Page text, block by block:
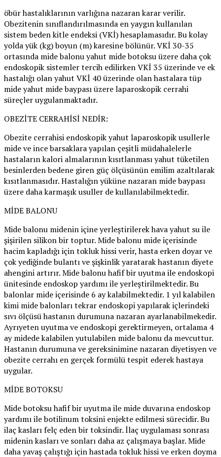
öbür hastalıklarının varlığına nazaran karar verilir.
Obezitenin sınıflandırılmasında en yaygın kullanılan
sistem beden kitle endeksi (VKİ) hesaplamasıdır. Bu kolay
yolda yük (kg) boyun (m) karesine bölünür. VKİ 30-35
ortasında mide balonu yahut mide botoksu üzere daha çok
endoskopik sistemler tercih edilirken VKİ 35 üzerinde ve ek
hastalığı olan yahut VKİ 40 üzerinde olan hastalara tüp
mide yahut mide baypası üzere laparoskopik cerrahi
süreçler uygulanmaktadır.
OBEZİTE CERRAHİSİ NEDİR:
Obezite cerrahisi endoskopik yahut laparoskopik usullerle
mide ve ince barsaklara yapılan çeşitli müdahalelerle
hastaların kalori almalarının kısıtlanması yahut tüketilen
besinlerden bedene giren güç ölçüsünün emilim azaltılarak
kısıtlanmasıdır. Hastalığın yüküne nazaran mide baypası
üzere daha karmaşık usuller de kullanılabilmektedir.
MİDE BALONU
Mide balonu midenin içine yerleştirilerek hava yahut su ile
şişirilen silikon bir toptur. Mide balonu mide içerisinde
hacim kapladığı için tokluk hissi verir, hasta erken doyar ve
çok yediğinde bulantı ve şişkinlik yaratarak hastanın diyete
ahengini artırır. Mide balonu hafif bir uyutma ile endoskopi
ünitesinde endoskop yardımı ile yerleştirilmektedir. Bu
balonlar mide içerisinde 6 ay kalabilmektedir. 1 yıl kalabilen
kimi mide balonları tekrar endoskopi yapılarak içlerindeki
sıvı ölçüsü hastanın durumuna nazaran ayarlanabilmekedir.
Ayrıyeten uyutma ve endoskopi gerektirmeyen, ortalama 4
ay midede kalabilen yutulabilen mide balonu da mevcuttur.
Hastanın durumuna ve gereksinimine nazaran diyetisyen ve
obezite cerrahı en gerçek formülü tespit ederek hastaya
uygular.
MİDE BOTOKSU
Mide botoksu hafif bir uyutma ile mide duvarına endoskop
yardımı ile botilinum toksini enjekte edilmesi sürecidir. Bu
ilaç kasları felç eden bir toksindir. İlaç uygulaması sonrası
midenin kasları ve sonları daha az çalışmaya başlar. Mide
daha yavaş çalıştığı için hastada tokluk hissi ve erken doyma